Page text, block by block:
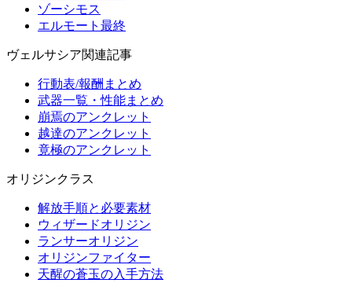
ゾーシモス
エルモート最終
ヴェルサシア関連記事
行動表/報酬まとめ
武器一覧・性能まとめ
崩焉のアンクレット
越達のアンクレット
竟極のアンクレット
オリジンクラス
解放手順と必要素材
ウィザードオリジン
ランサーオリジン
オリジンファイター
天醒の蒼玉の入手方法